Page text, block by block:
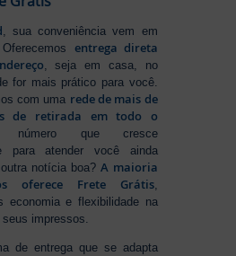
, sua conveniência vem em
entrega direta
, seja em casa, no
for mais prático para você.
com uma rede de mais de
de retirada em todo o
que cresce
para atender você ainda
notícia boa?A maioria
oferece Frete Grátis,
economia e flexibilidade na
impressos.
de entrega que se adapta